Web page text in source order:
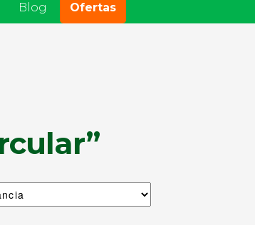
Blog Ofertas